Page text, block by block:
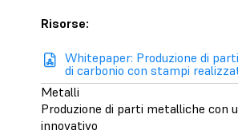
Risorse:
Whitepaper: Produzione di
di carbonio con stampi
Metalli
Produzione di parti metalliche con
innovativo